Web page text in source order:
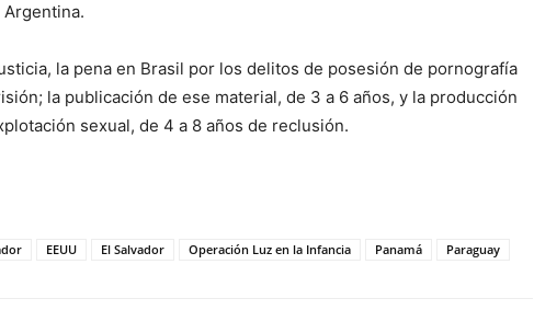
la pena en Brasil por los delitos de posesión de pornografía
la publicación de ese material, de 3 a 6 años, y la producción
sexual, de 4 a 8 años de reclusión.
EEUU El Salvador Operación Luz en la Infancia Panamá Paraguay